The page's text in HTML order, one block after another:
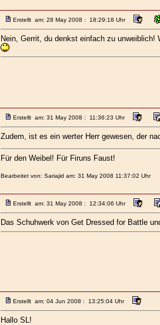
Erstellt am: 28 May 2008 : 18:29:18 Uhr
Nein, Gerrit, du denkst einfach zu
Erstellt am: 31 May 2008 : 11:36:23 Uhr
Zudem, ist es ein werter Herr gewesen, der
Für den Weibel! Für Firuns Faust!
Bearbeitet von: Sariajid am: 31 May 2008 11:37:02 Uhr
Erstellt am: 31 May 2008 : 12:34:06 Uhr
Das Schuhwerk von Get Dressed for Battle
Erstellt am: 04 Jun 2008 : 13:25:04 Uhr
Hallo SL!